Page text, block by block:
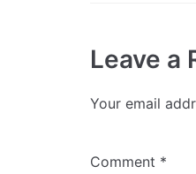
Leave a
Your email
Comment *